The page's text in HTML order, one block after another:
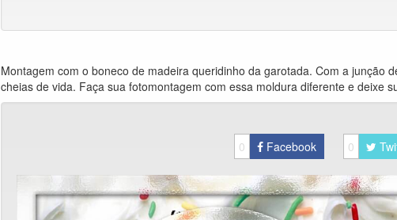
Montagem com o boneco de madeira queridinho da garotada. Com a junção
cheias de vida. Faça sua fotomontagem com essa moldura diferente e deixe
0 Facebook 0